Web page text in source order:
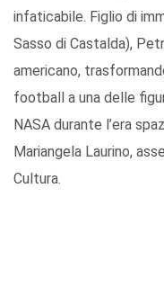
infaticabile. Figlio di
Sasso di Castalda),
americano,
football a una delle
NASA durante l’era
Mariangela Laurino,
Cultura.